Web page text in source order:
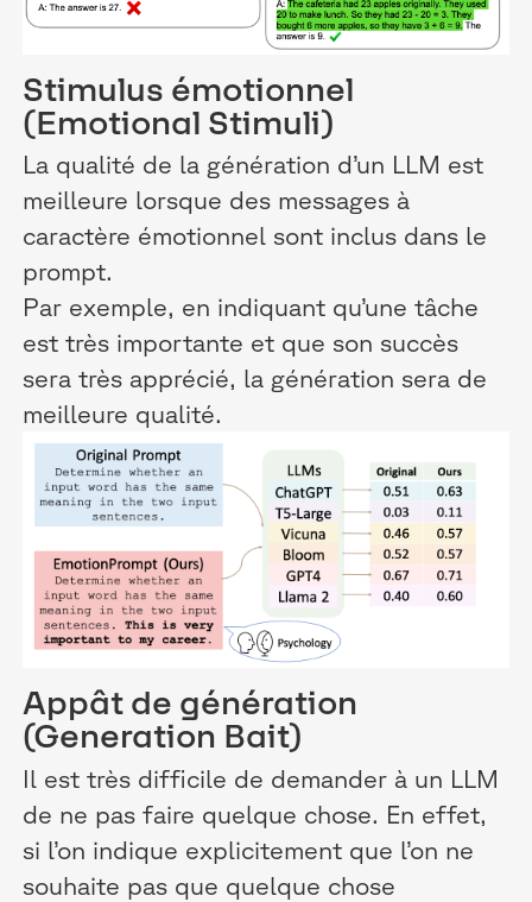
Stimulus émotionnel
(Emotional Stimuli)
La qualité de la génération d’un LLM est
meilleure lorsque des messages à
caractère émotionnel sont inclus dans le
prompt.
Par exemple, en indiquant qu’une tâche
est très importante et que son succès
sera très apprécié, la génération sera de
meilleure qualité.
Appât de génération
(Generation Bait)
Il est très difficile de demander à un LLM
de ne pas faire quelque chose. En effet,
si l’on indique explicitement que l’on ne
souhaite pas que quelque chose